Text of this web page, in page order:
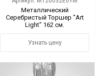
Металлический
Серебристый Торшер "Art
Light" 162 см.
Узнать цену